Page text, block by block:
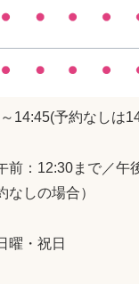
14:45(予約なしは
前：12:30まで／午
なしの場合）
曜・祝日